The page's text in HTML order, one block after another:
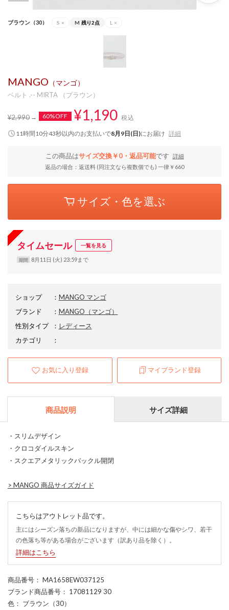
ブラウン（30） S × M 残り2点 L ×
MANGO （マンゴ）
ベルト .-- MIRTA （ブラウン）
¥2,990 60%OFF ¥1,190 税込
11時間10分42秒以内のお支払いで8月9日(日)にお届け 詳細
この商品はサイズ交換￥0・返品可能です
詳細
返品の場合：返送料 (同注文なら複数個でも) 一律￥660
サイズ・色を選ぶ
タイムセール 一覧を見る
期間 8月11日 (火) 23:59まで
ショップ ： MANGO マンゴ
ブランド
： MANGO （マンゴ）
性別タイプ
： レディース
カテゴリ
：
お気に入り登録 マイブランド登録
商品説明 サイズ詳細
・スリムデザイン
・クロコダイルスキン
・スクエアメタリックバックル開閉
> MANGO 商品サイズガイド
こちらはアウトレット品です。
主にはシーズン落ちの新品になりますが、中には細かな傷やシワ、若干
の色落ち等がある場合がございます（訳あり品を除く）。
詳細はこちら
商品番号 ： MA1658EW037125
ブランド商品番号 ： 17081129 30
色 ： ブラウン（30）